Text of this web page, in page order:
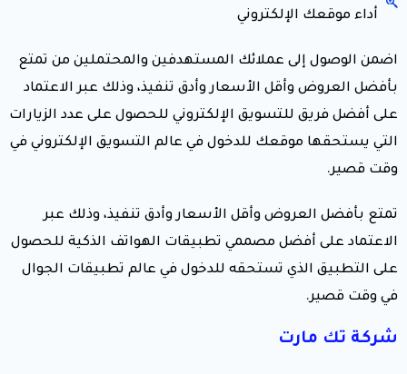
أداء موقعك الإلكتروني
اضمن الوصول إلى عملائك المستهدفين والمحتملين من تمتع
بأفضل العروض وأقل الأسعار وأدق تنفيذ، وذلك عبر الاعتماد
على أفضل فريق للتسويق الإلكتروني للحصول على عدد الزيارات
التي يستحقها موقعك للدخول في عالم التسويق الإلكتروني في
وقت قصير.
تمتع بأفضل العروض وأقل الأسعار وأدق تنفيذ، وذلك عبر
الاعتماد على أفضل مصممي تطبيقات الهواتف الذكية للحصول
على التطبيق الذي تستحقه للدخول في عالم تطبيقات الجوال
في وقت قصير.
شركة تك مارت